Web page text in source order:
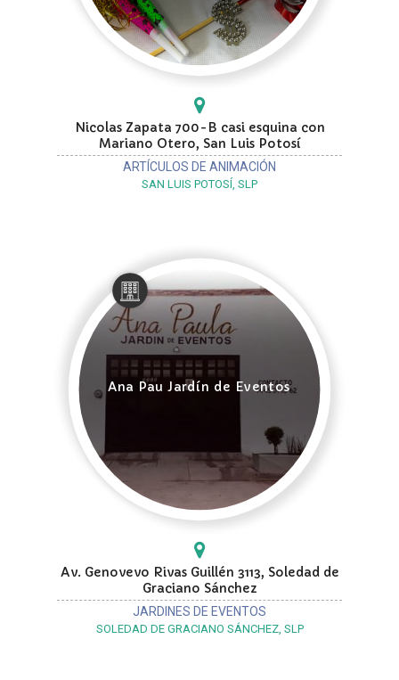
Nicolas Zapata 700-B casi esquina con
Mariano Otero, San Luis Potosí
ARTÍCULOS DE ANIMACIÓN
SAN LUIS POTOSÍ, SLP
Ana Pau Jardín de Eventos
Av. Genovevo Rivas Guillén 3113, Soledad de
Graciano Sánchez
JARDINES DE EVENTOS
SOLEDAD DE GRACIANO SÁNCHEZ, SLP